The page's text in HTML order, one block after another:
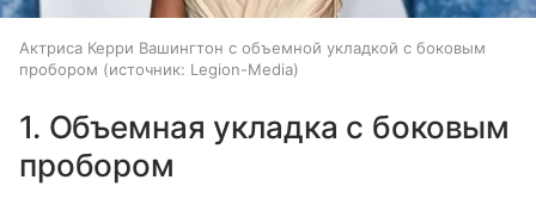
Актриса Керри Вашингтон с объемной укладкой с боковым
пробором
источник: Legion-Media
1. Объемная укладка с боковым
пробором